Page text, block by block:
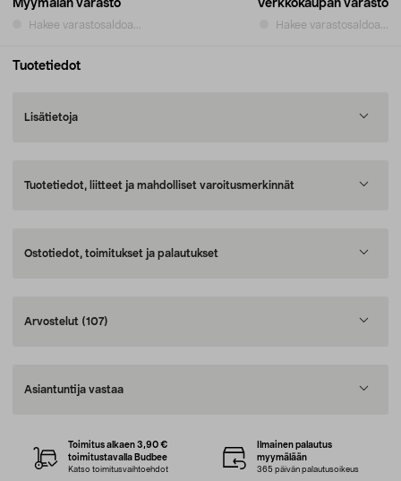
Myymälän varasto
Hakee varastosaldoa...
Verkkokaupan varasto
Hakee varastosaldoa...
Tuotetiedot
Lisätietoja
Tuotetiedot, liitteet ja mahdolliset varoitusmerkinnät
Ostotiedot, toimitukset ja palautukset
Arvostelut (107)
Asiantuntija vastaa
Toimitus alkaen 3,90 €
toimitustavalla Budbee
Katso toimitusvaihtoehdot
Ilmainen palautus
myymälään
365 päivän palautusoikeus